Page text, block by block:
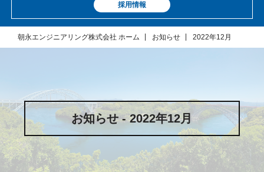
採用情報
朝永エンジニアリング株式会社 ホーム お知らせ 2022年12月
お知らせ - 2022年12月